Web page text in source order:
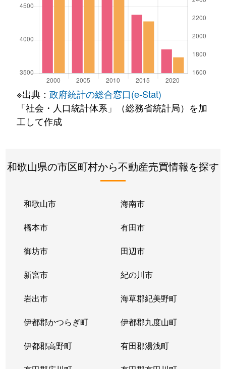
※出典： 政府統計の総合窓口(e-Stat)
「社会・人口統計体系」（総務省統計局）を加
工して作成
和歌山県の市区町村から不動産売買情報を探す
和歌山市 海南市
橋本市 有田市
御坊市 田辺市
新宮市 紀の川市
岩出市 海草郡紀美野町
伊都郡かつらぎ町 伊都郡九度山町
伊都郡高野町 有田郡湯浅町